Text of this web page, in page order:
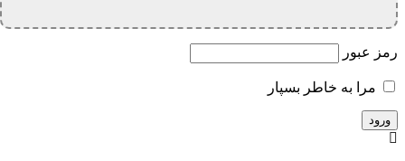
رمز عبور
مرا به خاطر بسپار